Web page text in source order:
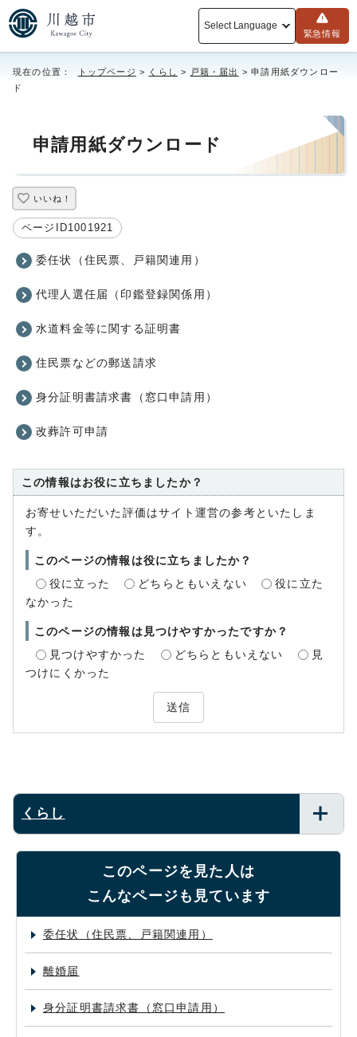
Select Language
緊急情報
現在の位置： トップページ > くらし > 戸籍・届出 > 申請用紙ダウンロー
ド
申請用紙ダウンロード
いいね！
ページID1001921
委任状（住民票、戸籍関連用）
代理人選任届（印鑑登録関係用）
水道料金等に関する証明書
住民票などの郵送請求
身分証明書請求書（窓口申請用）
改葬許可申請
この情報はお役に立ちましたか？
お寄せいただいた評価はサイト運営の参考といたしま
す。
このページの情報は役に立ちましたか？
役に立った
どちらともいえない
役に立た
なかった
このページの情報は見つけやすかったですか？
見つけやすかった
どちらともいえない
見
つけにくかった
送信
くらし
このページを見た人は
こんなページも見ています
委任状（住民票、戸籍関連用）
離婚届
身分証明書請求書（窓口申請用）